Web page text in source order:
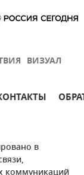
ВИЗУАЛ
в